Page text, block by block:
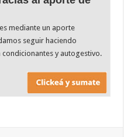
mediante un aporte
seguir haciendo
y autogestivo.